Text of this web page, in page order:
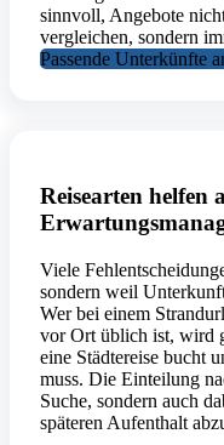
sinnvoll, Angebote
vergleichen, sondern
Passende Unterkünfte
Reisearten helfen
Viele
sondern weil
Wer bei einem
vor Ort üblich ist, wird
eine Städtereise bucht
muss. Die Einteilung
Suche, sondern auch
späteren Aufenthalt